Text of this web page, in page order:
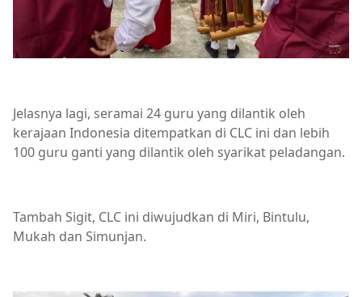
Jelasnya lagi, seramai 24 guru yang dilantik oleh
kerajaan Indonesia ditempatkan di CLC ini dan lebih
100 guru ganti yang dilantik oleh syarikat peladangan.
Tambah Sigit, CLC ini diwujudkan di Miri, Bintulu,
Mukah dan Simunjan.